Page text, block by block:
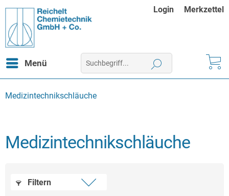
Login Merkzettel
Menü
Medizintechnikschläuche
Medizintechnikschläuche
Filtern